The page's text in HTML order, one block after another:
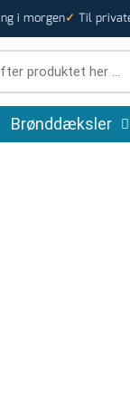
i morgen✓ Til
Brønddæksler